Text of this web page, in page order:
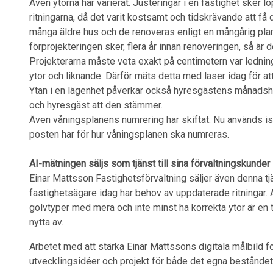
Även ytorna har varierat. Justeringar i en fastighet sker
ritningarna, då det varit kostsamt och tidskrävande att
många äldre hus och de renoveras enligt en mångårig
förprojekteringen sker, flera år innan renoveringen, så är
Projekterarna måste veta exakt på centimetern var
ytor och liknande. Därför mäts detta med laser idag för
Ytan i en lägenhet påverkar också hyresgästens
och hyresgäst att den stämmer.
Även våningsplanens numrering har skiftat. Nu används
posten har för hur våningsplanen ska numreras.
AI-mätningen säljs som tjänst till sina förvaltningskunder
Einar Mattsson Fastighetsförvaltning säljer även denna
fastighetsägare idag har behov av uppdaterade ritningar.
golvtyper med mera och inte minst ha korrekta ytor är
nytta av.
Arbetet med att stärka Einar Mattssons digitala målbild
utvecklingsidéer och projekt för både det egna